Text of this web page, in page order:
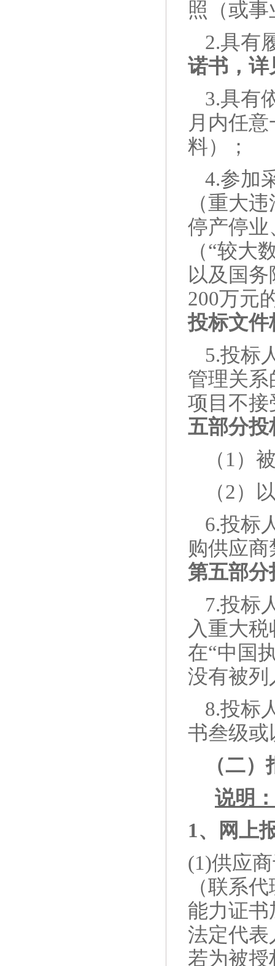
照（或
2.具有
诺书，详
3.具有
月内任
料）；
4.参加
（重大
停产停业
（“较大
以及国
200万元
投标文件
5.投标
管理关
项目不接
五部分投
（ 1）
（2）
6.投标
购供应
第五部分
7.投标
入重大
在“中国
没有被列
8.投标
书叁级或
（二
说明
1、网上
(1)供应
（联系
能力证书
法定代表
若为被授